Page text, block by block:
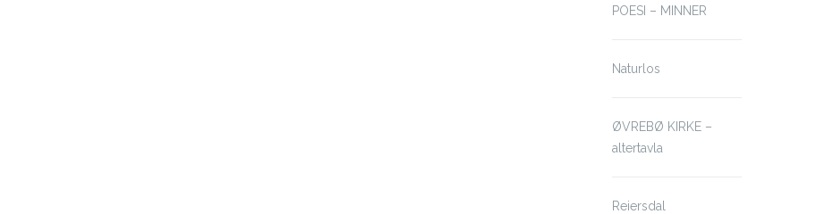
POESI – MINNER
Naturlos
ØVREBØ KIRKE –
altertavla
Reiersdal